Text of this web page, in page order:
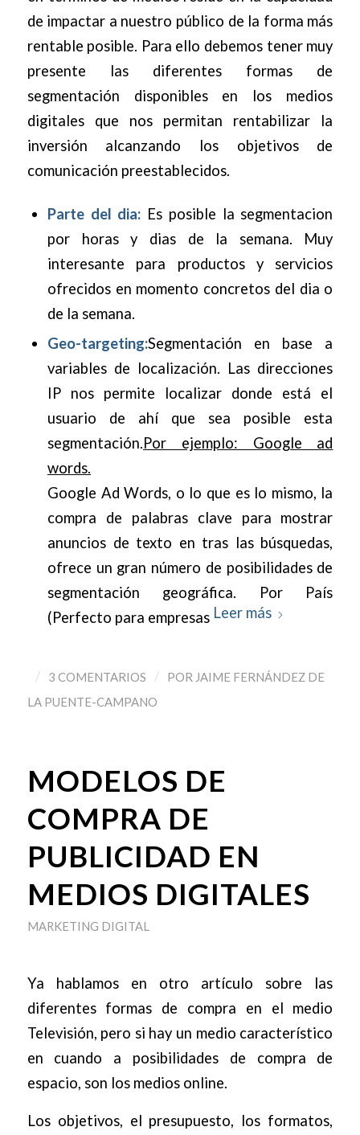
de impactar a nuestro público de la forma más
rentable posible. Para ello debemos tener muy
presente las diferentes formas de
segmentación disponibles en los medios
digitales que nos permitan rentabilizar la
inversión alcanzando los objetivos de
comunicación preestablecidos.
Parte del dia: Es posible la segmentacion
por horas y dias de la semana. Muy
interesante para productos y servicios
ofrecidos en momento concretos del dia o
de la semana.
Geo-targeting:Segmentación en base a
variables de localización. Las direcciones
IP nos permite localizar donde está el
usuario de ahí que sea posible esta
segmentación.Por ejemplo: Google ad
words.
Google Ad Words, o lo que es lo mismo, la
compra de palabras clave para mostrar
anuncios de texto en tras las búsquedas,
ofrece un gran número de posibilidades de
segmentación geográfica. Por País
(Perfecto para empresas Leer más
/ 3 COMENTARIOS / POR JAIME FERNÁNDEZ DE
LA PUENTE-CAMPANO
MODELOS DE
COMPRA DE
PUBLICIDAD EN
MEDIOS DIGITALES
MARKETING DIGITAL
Ya hablamos en otro artículo sobre las
diferentes formas de compra en el medio
Televisión, pero si hay un medio característico
en cuando a posibilidades de compra de
espacio, son los medios online.
Los objetivos, el presupuesto, los formatos,